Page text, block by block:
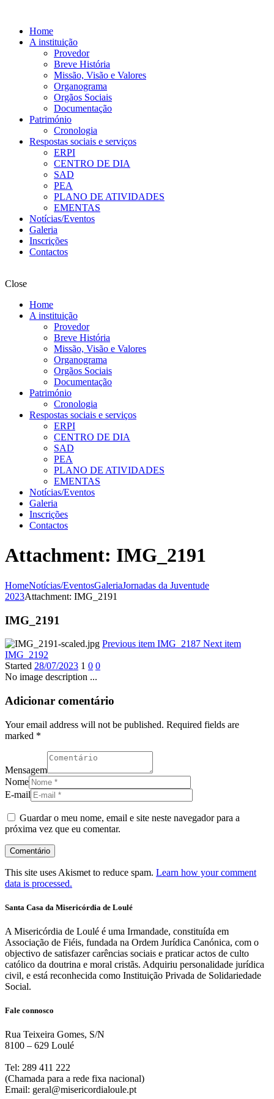
Home
A instituição
Provedor
Breve História
Missão, Visão e Valores
Organograma
Orgãos Sociais
Documentação
Património
Cronologia
Respostas sociais e serviços
ERPI
CENTRO DE DIA
SAD
PEA
PLANO DE ATIVIDADES
EMENTAS
Notícias/Eventos
Galeria
Inscrições
Contactos
Close
Home
A instituição
Provedor
Breve História
Missão, Visão e Valores
Organograma
Orgãos Sociais
Documentação
Património
Cronologia
Respostas sociais e serviços
ERPI
CENTRO DE DIA
SAD
PEA
PLANO DE ATIVIDADES
EMENTAS
Notícias/Eventos
Galeria
Inscrições
Contactos
Attachment: IMG_2191
HomeNotícias/EventosGaleriaJornadas da Juventude
2023Attachment: IMG_2191
IMG_2191
Previous item IMG_2187 Next item
IMG_2192
Started 28/07/2023 1 0 0
No image description ...
Adicionar comentário
Your email address will not be published. Required fields are
marked *
Mensagem
Nome
E-mail
Guardar o meu nome, email e site neste navegador para a
próxima vez que eu comentar.
This site uses Akismet to reduce spam. Learn how your comment
data is processed.
Santa Casa da Misericórdia de Loulé
A Misericórdia de Loulé é uma Irmandade, constituída em
Associação de Fiéis, fundada na Ordem Jurídica Canónica, com o
objectivo de satisfazer carências sociais e praticar actos de culto
católico da doutrina e moral cristãs. Adquiriu personalidade jurídica
civil, e está reconhecida como Instituição Privada de Solidariedade
Social.
Fale connosco
Rua Teixeira Gomes, S/N
8100 – 629 Loulé
Tel: 289 411 222
(Chamada para a rede fixa nacional)
Email: geral@misericordialoule.pt